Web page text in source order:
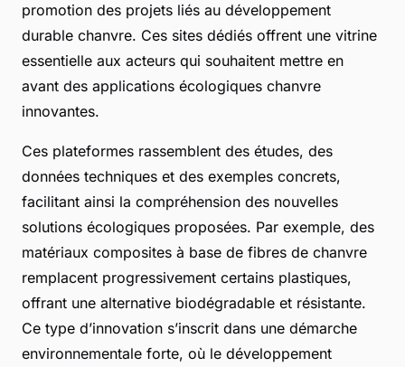
promotion des projets liés au développement
durable chanvre. Ces sites dédiés offrent une vitrine
essentielle aux acteurs qui souhaitent mettre en
avant des applications écologiques chanvre
innovantes.
Ces plateformes rassemblent des études, des
données techniques et des exemples concrets,
facilitant ainsi la compréhension des nouvelles
solutions écologiques proposées. Par exemple, des
matériaux composites à base de fibres de chanvre
remplacent progressivement certains plastiques,
offrant une alternative biodégradable et résistante.
Ce type d’innovation s’inscrit dans une démarche
environnementale forte, où le développement